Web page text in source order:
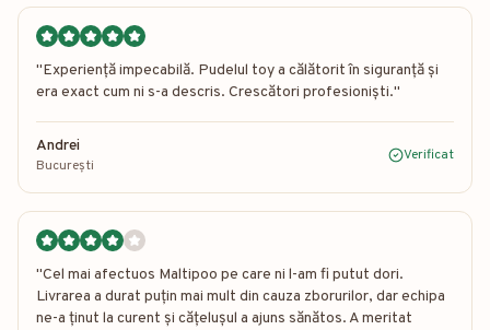
"Experiență impecabilă. Pudelul toy a călătorit în siguranță și
era exact cum ni s-a descris. Crescători profesioniști."
Andrei
București
Verificat
"Cel mai afectuos Maltipoo pe care ni l-am fi putut dori.
Livrarea a durat puțin mai mult din cauza zborurilor, dar echipa
ne-a ținut la curent și cățelușul a ajuns sănătos. A meritat